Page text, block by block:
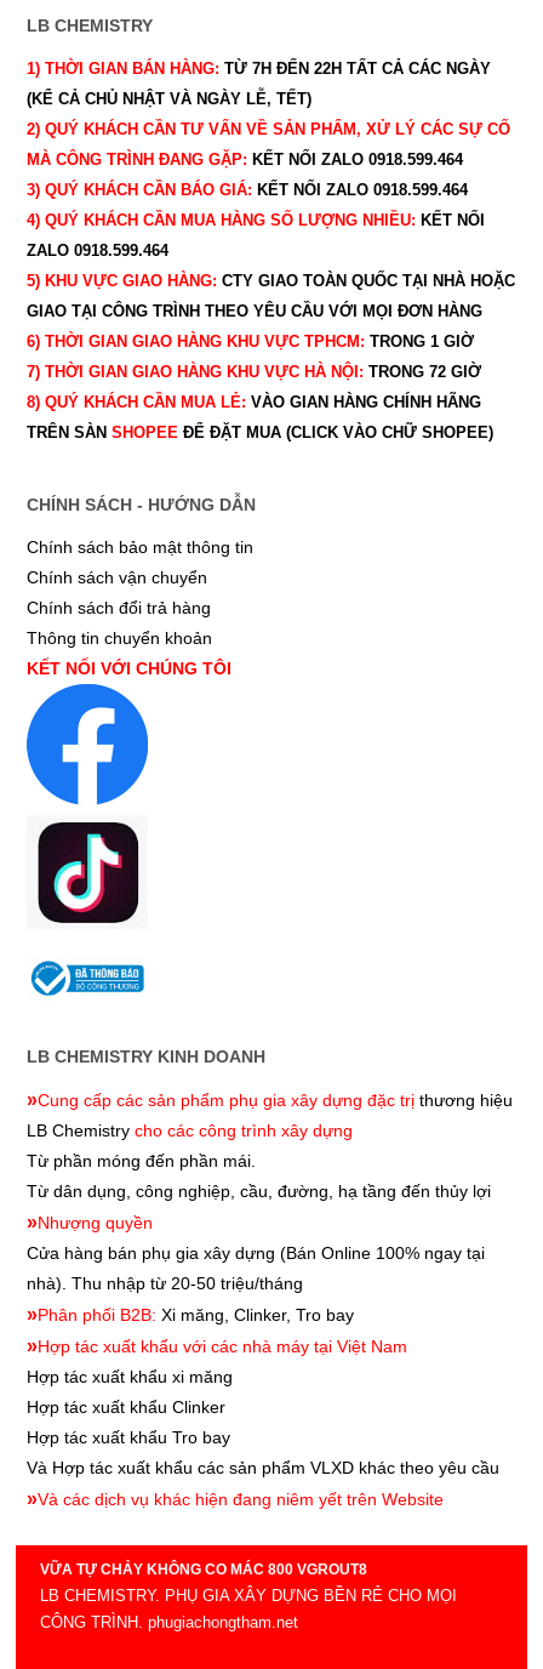
VỮA TỰ CHẢY KHÔNG CO MÁC 800 VGROUT8
LB CHEMISTRY. PHỤ GIA XÂY DỰNG BỀN RẺ CHO MỌI
CÔNG TRÌNH. phugiachongtham.net
LB CHEMISTRY
1) THỜI GIAN BÁN HÀNG: TỪ 7H ĐẾN 22H TẤT CẢ CÁC NGÀY
(KỂ CẢ CHỦ NHẬT VÀ NGÀY LỄ, TẾT)
2) QUÝ KHÁCH CẦN TƯ VẤN VỀ SẢN PHẨM, XỬ LÝ CÁC SỰ CỐ
MÀ CÔNG TRÌNH ĐANG GẶP: KẾT NỐI ZALO 0918.599.464
3) QUÝ KHÁCH CẦN BÁO GIÁ: KẾT NỐI ZALO 0918.599.464
4) QUÝ KHÁCH CẦN MUA HÀNG SỐ LƯỢNG NHIỀU: KẾT NỐI
ZALO 0918.599.464
5) KHU VỰC GIAO HÀNG: CTY GIAO TOÀN QUỐC TẠI NHÀ HOẶC
GIAO TẠI CÔNG TRÌNH THEO YÊU CẦU VỚI MỌI ĐƠN HÀNG
6) THỜI GIAN GIAO HÀNG KHU VỰC TPHCM: TRONG 1 GIỜ
7) THỜI GIAN GIAO HÀNG KHU VỰC HÀ NỘI: TRONG 72 GIỜ
8) QUÝ KHÁCH CẦN MUA LẺ: VÀO GIAN HÀNG CHÍNH HÃNG
TRÊN SÀN SHOPEE ĐỂ ĐẶT MUA (CLICK VÀO CHỮ SHOPEE)
CHÍNH SÁCH - HƯỚNG DẪN
Chính sách bảo mật thông tin
Chính sách vận chuyển
Chính sách đổi trả hàng
Thông tin chuyển khoản
KẾT NỐI VỚI CHÚNG TÔI
LB CHEMISTRY KINH DOANH
»Cung cấp các sản phẩm phụ gia xây dựng đặc trị thương hiệu
LB Chemistrycho các công trình xây dựng
Từ phần móng đến phần mái.
Từ dân dụng, công nghiệp, cầu, đường, hạ tầng đến thủy lợi
»Nhượng quyền
Cửa hàng bán phụ gia xây dựng (Bán Online 100% ngay tại
nhà). Thu nhập từ 20-50 triệu/tháng
»Phân phối B2B: Xi măng, Clinker, Tro bay
»Hợp tác xuất khẩu với các nhà máy tại Việt Nam
Hợp tác xuất khẩu xi măng
Hợp tác xuất khẩu Clinker
Hợp tác xuất khẩu Tro bay
Và Hợp tác xuất khẩu các sản phẩm VLXD khác theo yêu cầu
»Và các dịch vụ khác hiện đang niêm yết trên Website